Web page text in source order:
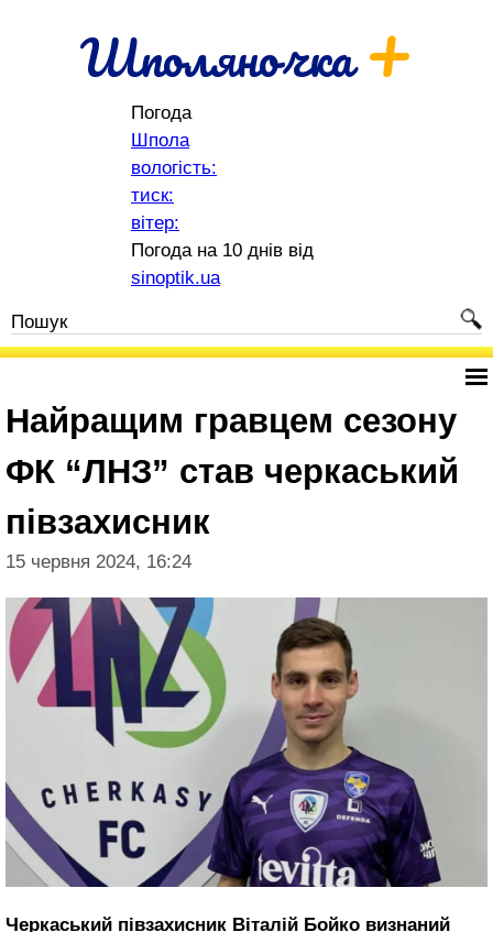
Шполяночка+
Погода
Шпола
вологість:
тиск:
вітер:
Погода на 10 днів від
sinoptik.ua
Найращим гравцем сезону
ФК “ЛНЗ” став черкаський
півзахисник
15 червня 2024, 16:24
Черкаський півзахисник Віталій Бойко визнаний